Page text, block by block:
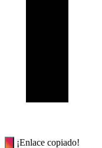
¡Enlace copiado!